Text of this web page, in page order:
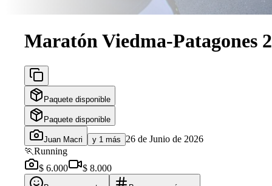
Maratón Viedma-Patagones
Paquete disponible
Paquete disponible
Juan Macri y 1 más
26 de Junio de 2026
🏃Running
$ 6.000
$ 8.000